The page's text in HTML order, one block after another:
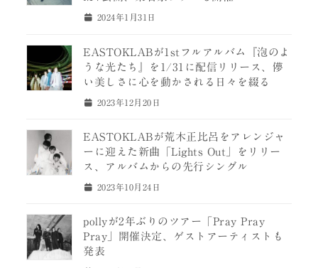
2024年1月31日
EASTOKLABが1stフルアルバム『泡のよ
うな光たち』を1/31に配信リリース、儚
い美しさに心を動かされる日々を綴る
2023年12月20日
EASTOKLABが荒木正比呂をアレンジャ
ーに迎えた新曲「Lights Out」をリリー
ス、アルバムからの先行シングル
2023年10月24日
pollyが2年ぶりのツアー「Pray Pray
Pray」開催決定、ゲストアーティストも
発表